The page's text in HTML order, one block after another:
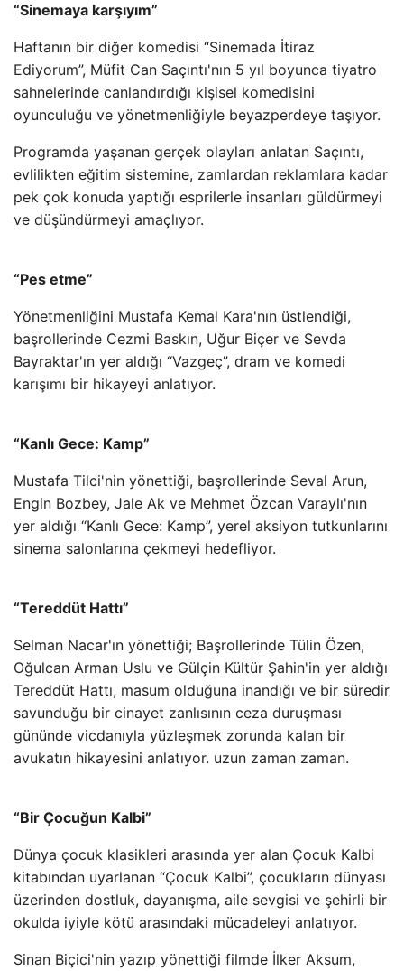
“Sinemaya karşıyım”
Haftanın bir diğer komedisi “Sinemada İtiraz
Ediyorum”, Müfit Can Saçıntı'nın 5 yıl boyunca tiyatro
sahnelerinde canlandırdığı kişisel komedisini
oyunculuğu ve yönetmenliğiyle beyazperdeye taşıyor.
Programda yaşanan gerçek olayları anlatan Saçıntı,
evlilikten eğitim sistemine, zamlardan reklamlara kadar
pek çok konuda yaptığı esprilerle insanları güldürmeyi
ve düşündürmeyi amaçlıyor.
“Pes etme”
Yönetmenliğini Mustafa Kemal Kara'nın üstlendiği,
başrollerinde Cezmi Baskın, Uğur Biçer ve Sevda
Bayraktar'ın yer aldığı “Vazgeç”, dram ve komedi
karışımı bir hikayeyi anlatıyor.
“Kanlı Gece: Kamp”
Mustafa Tilci'nin yönettiği, başrollerinde Seval Arun,
Engin Bozbey, Jale Ak ve Mehmet Özcan Varaylı'nın
yer aldığı “Kanlı Gece: Kamp”, yerel aksiyon tutkunlarını
sinema salonlarına çekmeyi hedefliyor.
“Tereddüt Hattı”
Selman Nacar'ın yönettiği; Başrollerinde Tülin Özen,
Oğulcan Arman Uslu ve Gülçin Kültür Şahin'in yer aldığı
Tereddüt Hattı, masum olduğuna inandığı ve bir süredir
savunduğu bir cinayet zanlısının ceza duruşması
gününde vicdanıyla yüzleşmek zorunda kalan bir
avukatın hikayesini anlatıyor. uzun zaman zaman.
“Bir Çocuğun Kalbi”
Dünya çocuk klasikleri arasında yer alan Çocuk Kalbi
kitabından uyarlanan “Çocuk Kalbi”, çocukların dünyası
üzerinden dostluk, dayanışma, aile sevgisi ve şehirli bir
okulda iyiyle kötü arasındaki mücadeleyi anlatıyor.
Sinan Biçici'nin yazıp yönettiği filmde İlker Aksum,